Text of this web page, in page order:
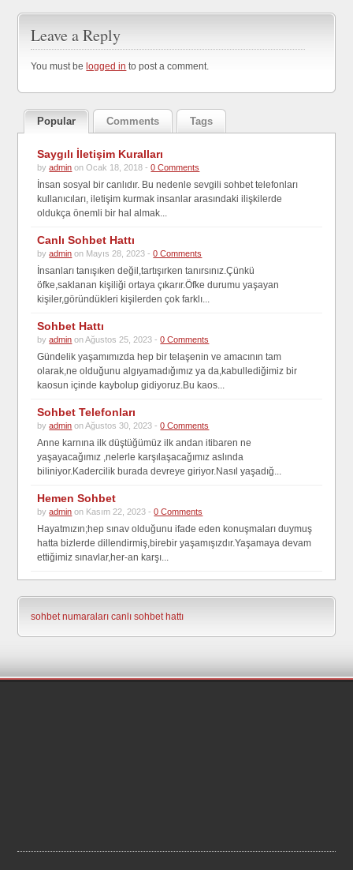
Leave a Reply
You must be logged in to post a comment.
Popular Comments Tags
Saygılı İletişim Kuralları
byadmin on Ocak 18, 2018 -0 Comments
İnsan sosyal bir canlıdır. Bu nedenle sevgili sohbet telefonları
kullanıcıları, iletişim kurmak insanlar arasındaki ilişkilerde
oldukça önemli bir hal almak...
Canlı Sohbet Hattı
byadmin on Mayıs 28, 2023 -0 Comments
İnsanları tanışıken değil,tartışırken tanırsınız.Çünkü
öfke,saklanan kişiliği ortaya çıkarır.Öfke durumu yaşayan
kişiler,göründükleri kişilerden çok farklı...
Sohbet Hattı
byadmin on Ağustos 25, 2023 -0 Comments
Gündelik yaşamımızda hep bir telaşenin ve amacının tam
olarak,ne olduğunu algıyamadığımız ya da,kabullediğimiz bir
kaosun içinde kaybolup gidiyoruz.Bu kaos...
Sohbet Telefonları
byadmin on Ağustos 30, 2023 -0 Comments
Anne karnına ilk düştüğümüz ilk andan itibaren ne
yaşayacağımız ,nelerle karşılaşacağımız aslında
biliniyor.Kadercilik burada devreye giriyor.Nasıl yaşadığ...
Hemen Sohbet
byadmin on Kasım 22, 2023 -0 Comments
Hayatmızın;hep sınav olduğunu ifade eden konuşmaları duymuş
hatta bizlerde dillendirmiş,birebir yaşamışızdır.Yaşamaya devam
ettiğimiz sınavlar,her-an karşı...
sohbet numaraları canlı sohbet hattı